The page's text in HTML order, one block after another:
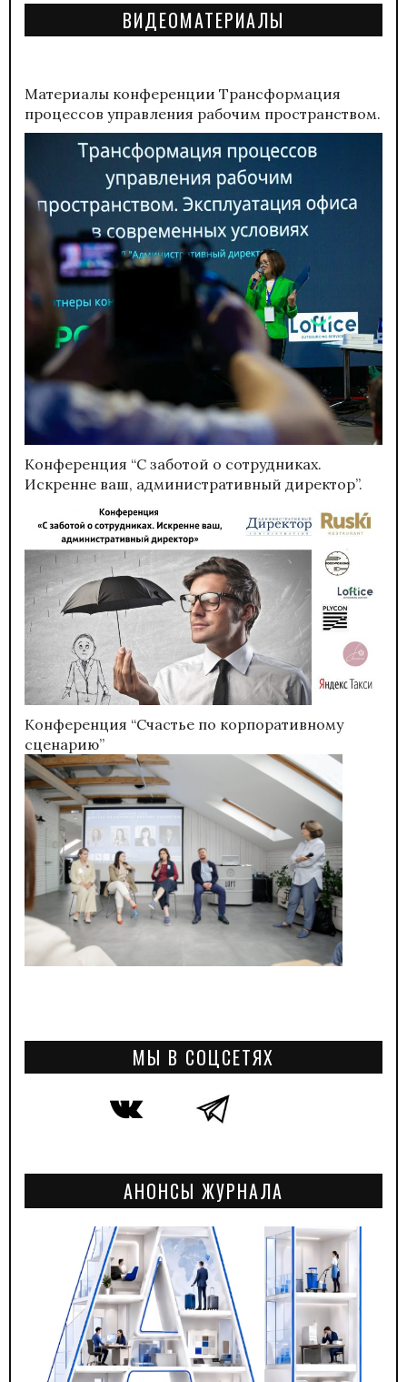
ВИДЕОМАТЕРИАЛЫ
Материалы конференции Трансформация
процессов управления рабочим пространством.
Конференция “С заботой о сотрудниках.
Искренне ваш, административный директор”.
Конференция “Счастье по корпоративному
сценарию”
МЫ В СОЦСЕТЯХ
АНОНСЫ ЖУРНАЛА